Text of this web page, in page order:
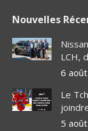
opens
in
new
opens
in
new
window
opens
in
new
window
in
Nouvelles
LCH,
6
Le
5